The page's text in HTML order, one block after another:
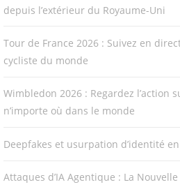
depuis l’extérieur du Royaume-Uni
Tour de France 2026 : Suivez en
cycliste du monde
Wimbledon 2026 : Regardez l’action
n’importe où dans le monde
Deepfakes et usurpation d’identité
Attaques d’IA Agentique : La